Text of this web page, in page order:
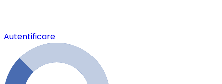
Autentificare